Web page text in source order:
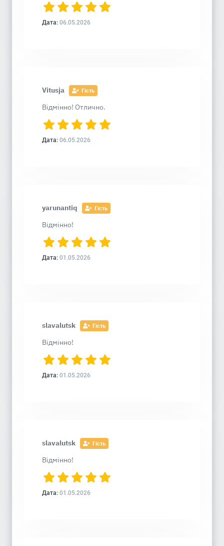
Дата: 06.05.2026
Vitusja Гість
Відмінно! Отлично.
Дата: 06.05.2026
yarunantiq Гість
Відмінно!
Дата: 01.05.2026
slavalutsk Гість
Відмінно!
Дата: 01.05.2026
slavalutsk Гість
Відмінно!
Дата: 01.05.2026